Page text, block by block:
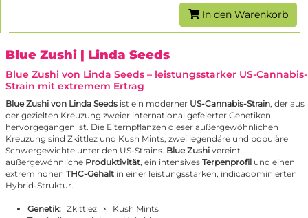
In den Warenkorb
Blue Zushi | Linda Seeds
Blue Zushi von Linda Seeds – leistungsstarker US-Cannabis-
Strain mit extremem Ertrag
Blue Zushi von Linda Seeds ist ein moderner US-Cannabis-Strain, der aus
der gezielten Kreuzung zweier international gefeierter Genetiken
hervorgegangen ist. Die Elternpflanzen dieser außergewöhnlichen
Kreuzung sind Zkittlez und Kush Mints, zwei legendäre und populäre
Schwergewichte unter den US-Strains. Blue Zushi vereint
außergewöhnliche Produktivität, ein intensives Terpenprofil und einen
extrem hohen THC-Gehalt in einer leistungsstarken, indicadominierten
Hybrid-Struktur.
Genetik: Zkittlez ×
Kush Mints